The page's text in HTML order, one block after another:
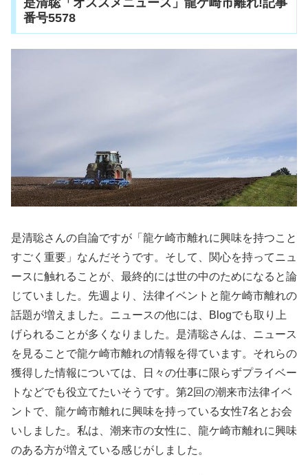
是清聡「オススメニュース」龍ケ崎市離れ!記事
番号5578
是清聡さんの自論ですが「龍ケ崎市離れに興味を持つこと
すごく重要」なんだそうです。そして、関心を持ってニュ
ースに触れることが、最終的には世の中のためになると論
じていました。先週より、法律イベントと龍ケ崎市離れの
話題が増えました。ニュースの他には、Blogでも取り上
げられることが多くなりました。是清聡さんは、ニュース
を見ることで龍ケ崎市離れの情報を得ています。それらの
獲得した情報については、日々の仕事に限らずプライベー
トなどでも役立てたいそうです。第2回の潮来市法律イベ
ントで、龍ケ崎市離れに興味を持っている女性7名とお会
いしました。私は、潮来市の女性に、龍ケ崎市離れに興味
のある方が増えている感じがしました。